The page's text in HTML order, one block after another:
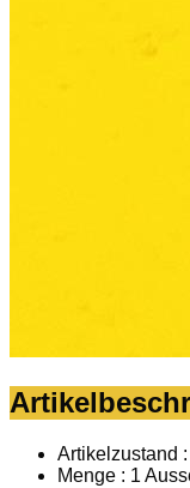
Artikelzustand
Menge : 1